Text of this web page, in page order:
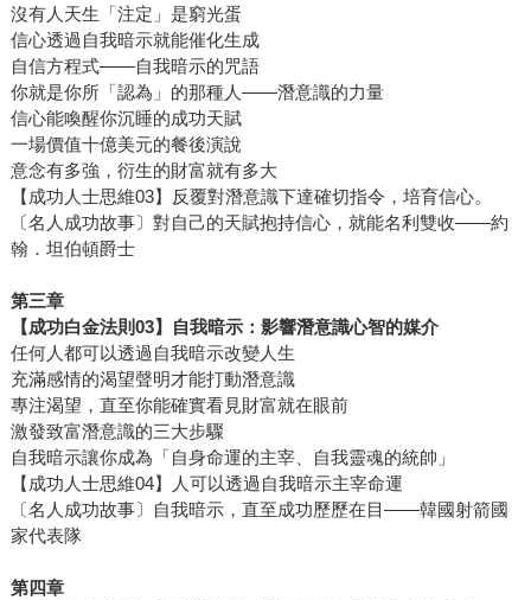
沒有人天生「注定」是窮光蛋
信心透過自我暗示就能催化生成
自信方程式——自我暗示的咒語
你就是你所「認為」的那種人——潛意識的力量
信心能喚醒你沉睡的成功天賦
一場價值十億美元的餐後演說
意念有多強，衍生的財富就有多大
【成功人士思維03】反覆對潛意識下達確切指令，培育信心。
〔名人成功故事〕對自己的天賦抱持信心，就能名利雙收——約
翰．坦伯頓爵士
第三章
【成功白金法則03】自我暗示：影響潛意識心智的媒介
任何人都可以透過自我暗示改變人生
充滿感情的渴望聲明才能打動潛意識
專注渴望，直至你能確實看見財富就在眼前
激發致富潛意識的三大步驟
自我暗示讓你成為「自身命運的主宰、自我靈魂的統帥」
【成功人士思維04】人可以透過自我暗示主宰命運
〔名人成功故事〕自我暗示，直至成功歷歷在目——韓國射箭國
家代表隊
第四章